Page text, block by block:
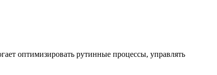
оптимизировать рутинные процессы, управлять